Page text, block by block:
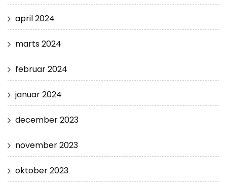
april 2024
marts 2024
februar 2024
januar 2024
december 2023
november 2023
oktober 2023